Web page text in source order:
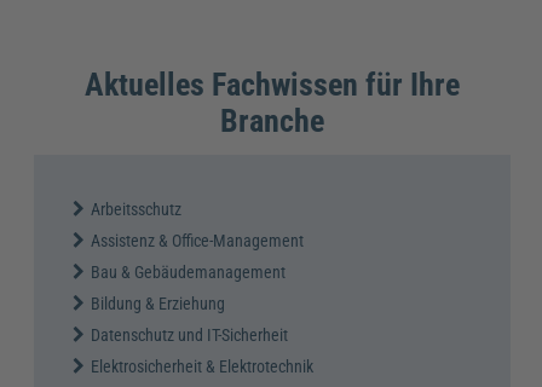
Aktuelles Fachwissen für Ihre
Branche
Arbeitsschutz
Assistenz & Office-Management
Bau & Gebäudemanagement
Bildung & Erziehung
Datenschutz und IT-Sicherheit
Elektrosicherheit & Elektrotechnik